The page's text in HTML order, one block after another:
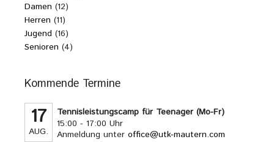
Damen (12)
Herren (11)
Jugend (16)
Senioren (4)
Kommende Termine
17
AUG.
Tennisleistungscamp für Teenager (Mo-Fr)
15:00 - 17:00 Uhr
Anmeldung unteroffice@utk-mautern.com